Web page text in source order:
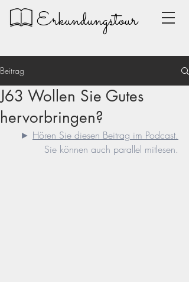
Erkundungstour
Beitrag
J63 Wollen Sie Gutes
hervorbringen?
► Hören Sie diesen Beitrag im Podcast.
Sie können auch parallel mitlesen.